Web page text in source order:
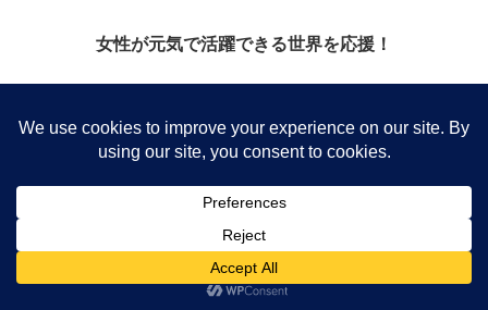
女性が元気で活躍できる世界を応援！
セクシャリティを知り受け入れることで
楽しくなる
カウンセリングをしています！
半端じゃないフェミニスト